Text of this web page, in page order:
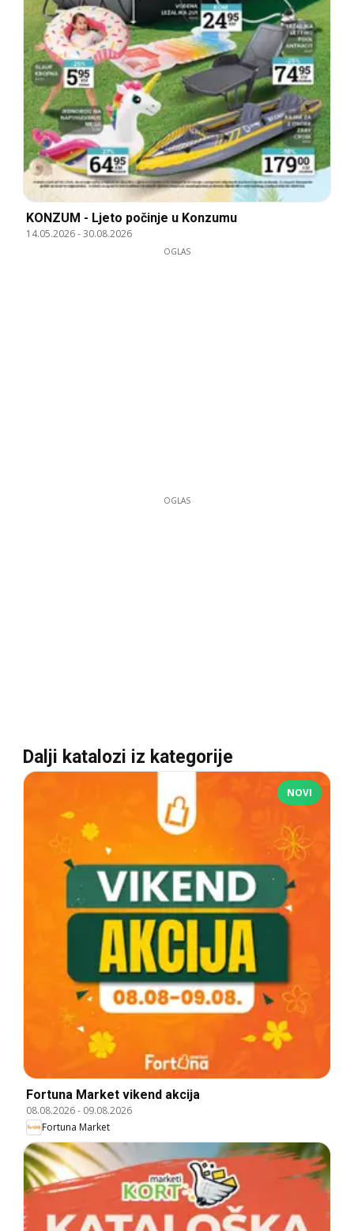
KONZUM - Ljeto počinje u Konzumu
14.05.2026-30.08.2026
OGLAS
OGLAS
Dalji katalozi iz kategorije
NOVI
Fortuna Market vikend akcija
08.08.2026- 09.08.2026
Fortuna Market